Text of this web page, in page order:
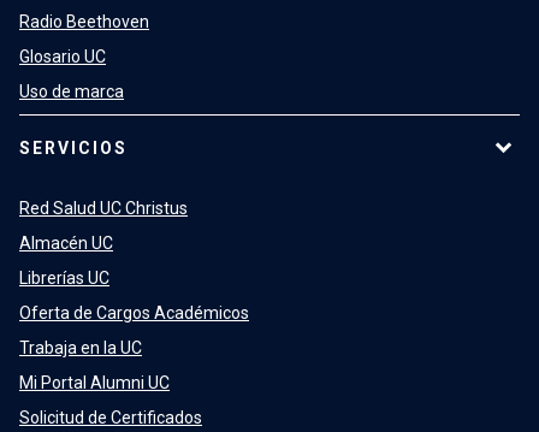
Radio Beethoven
Glosario UC
Uso de marca
SERVICIOS
Red Salud UC Christus
Almacén UC
Librerías UC
Oferta de Cargos Académicos
Trabaja en la UC
Mi Portal Alumni UC
Solicitud de Certificados